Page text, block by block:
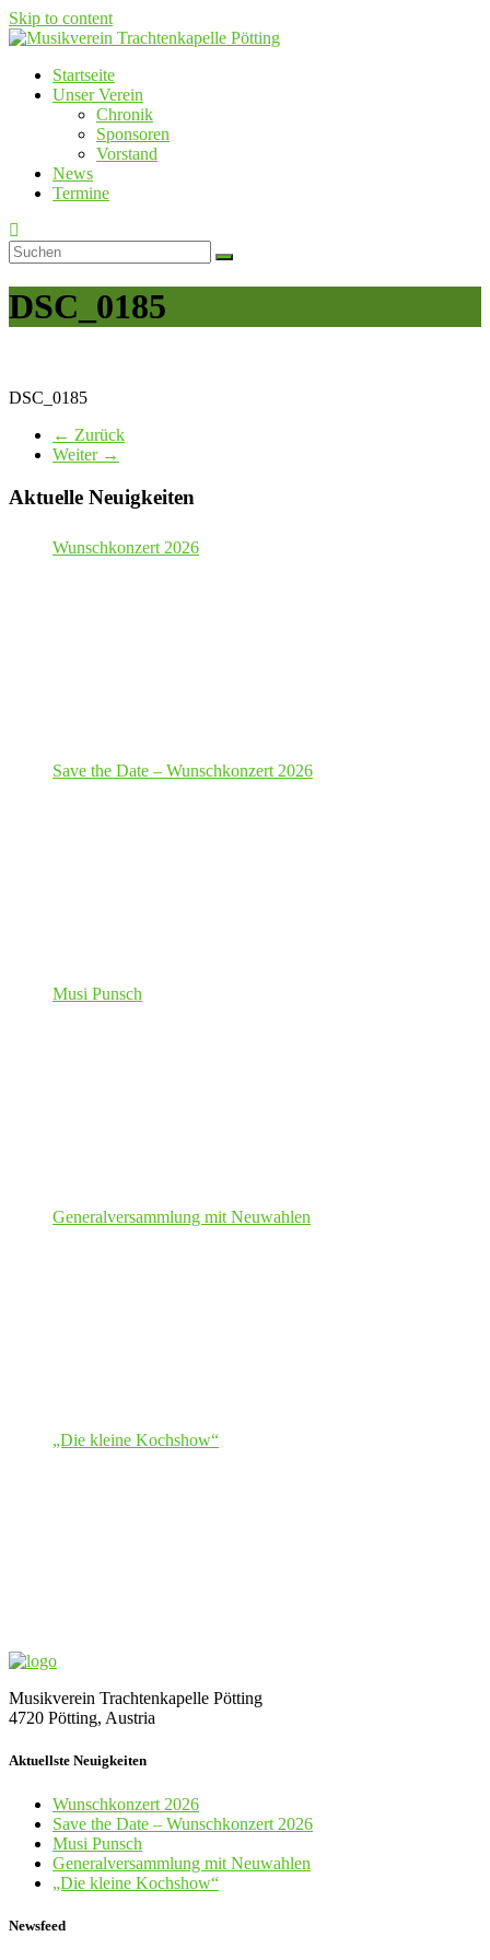
Skip to content
Musikverein Trachtenkapelle Pötting
Startseite
Unser Verein
Chronik
Sponsoren
Vorstand
News
Termine
DSC_0185
DSC_0185
← Zurück
Weiter →
Aktuelle Neuigkeiten
Wunschkonzert 2026
Save the Date – Wunschkonzert 2026
Musi Punsch
Generalversammlung mit Neuwahlen
„Die kleine Kochshow“
Musikverein Trachtenkapelle Pötting
4720 Pötting, Austria
Aktuellste Neuigkeiten
Wunschkonzert 2026
Save the Date – Wunschkonzert 2026
Musi Punsch
Generalversammlung mit Neuwahlen
„Die kleine Kochshow“
Newsfeed